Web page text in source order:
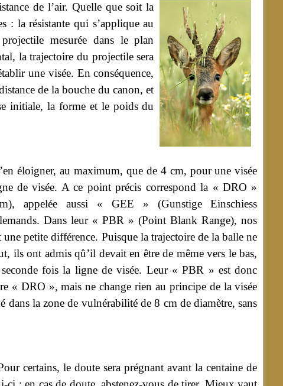
de l’air. Quelle que soit la
: la résistante qui s’applique au
mesurée dans le plan
la trajectoire du projectile sera
une visée. En conséquence,
de la bouche du canon, et
initiale, la forme et le poids du
éloigner, au maximum, que de 4 cm, pour une visée
de visée. A ce point précis correspond la « DRO »
appelée aussi « GEE » (Gunstige Einschiess
Dans leur « PBR » (Point Blank Range), nos
petite différence. Puisque la trajectoire de la balle ne
ils ont admis qû’il devait en être de même vers le bas,
fois la ligne de visée. Leur « PBR » est donc
« DRO », mais ne change rien au principe de la visée
la zone de vulnérabilité de 8 cm de diamètre, sans
certains, le doute sera prégnant avant la centaine de